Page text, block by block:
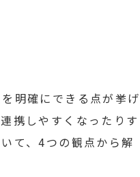
明確にできる点が挙げ
携しやすくなったりす
て、4つの観点から解